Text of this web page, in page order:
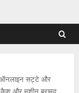
ऑनलाइन सट्टे और
कैश और मशीन बरामद